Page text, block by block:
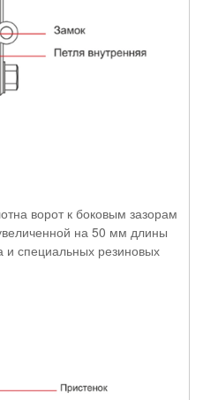
ворот к боковым зазорам
на 50 мм длины
и специальных резиновых